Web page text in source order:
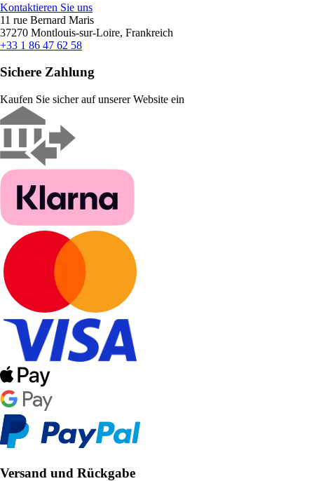
Kontaktieren Sie uns
11 rue Bernard Maris
37270 Montlouis-sur-Loire, Frankreich
+33 1 86 47 62 58
Sichere Zahlung
Kaufen Sie sicher auf unserer Website ein
Versand und Rückgabe